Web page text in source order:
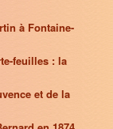
à Fontaine-
feuilles : la
et de la